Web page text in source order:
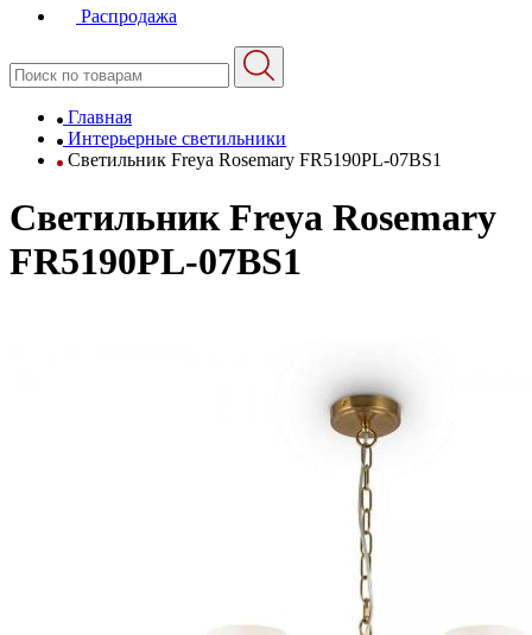
Распродажа
Главная
Интерьерные светильники
Светильник Freya Rosemary FR5190PL-07BS1
Светильник Freya Rosemary
FR5190PL-07BS1